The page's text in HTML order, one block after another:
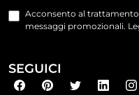
Acconsento al
messaggi promozionali.
SEGUICI